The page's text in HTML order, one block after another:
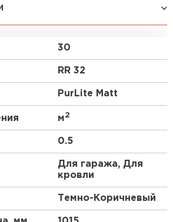
вид профнастила. Благодаря
выглядеть одинаково
прочность. Материал
30
RR 32
PurLite Matt
м2
0.5
Для гаража, Для
кровли
Темно-Коричневый